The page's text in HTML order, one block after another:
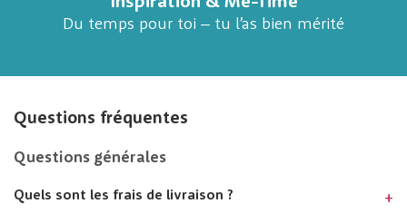
Du temps pour toi – tu l’as bien mérité
Questions fréquentes
Questions générales
Quels sont les frais de livraison ?